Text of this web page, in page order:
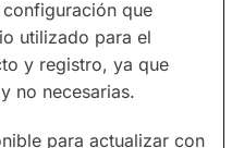
que
utilizado para el
y registro, ya que
no necesarias.
para actualizar con